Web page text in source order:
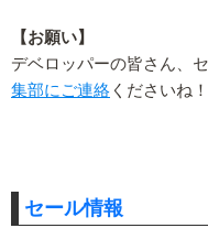
【お願い】
デベロッパーの皆さん、
集部にご連絡 くださいね！
セール情報